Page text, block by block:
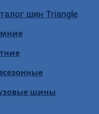
шин Triangle
шины